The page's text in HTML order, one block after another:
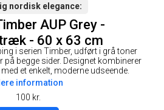
nordisk elegance
AUP Grey -
- 60 x 63 cm
i serien Timber, udført i grå toner
begge sider. Designet kombinerer
et enkelt, moderne udseende.
100 kr.
information